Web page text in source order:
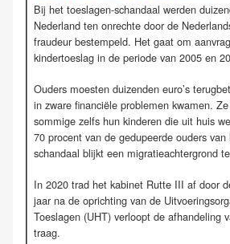
Bij het toeslagen-schandaal werden
Nederland ten onrechte door de
fraudeur bestempeld. Het gaat om
kindertoeslag in de periode van 2005 en
Ouders moesten duizenden euro’s
in zware financiële problemen kwamen.
sommige zelfs hun kinderen die uit huis
70 procent van de gedupeerde ouders
schandaal blijkt een migratieachtergrond
In 2020 trad het kabinet Rutte III af door
jaar na de oprichting van de
Toeslagen (UHT) verloopt de afhandeling
traag.